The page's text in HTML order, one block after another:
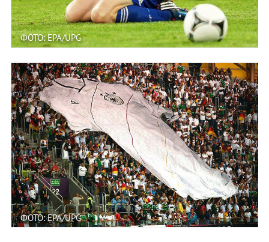
ФОТО: EPA/UPG
ФОТО: EPA/UPG